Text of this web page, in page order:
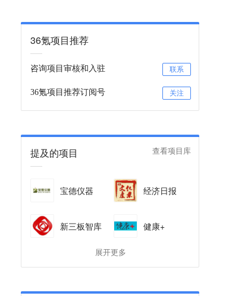
36氪项目推荐
咨询项目审核和入驻 联系
36氪项目推荐订阅号 关注
提及的项目 查看项目库
宝德仪器 经济日报
新三板智库 健康+
展开更多